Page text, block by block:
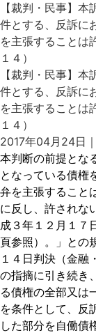
【裁判・民事】
件とする、反訴に
を主張することは
１４）
【裁判・民事】
件とする、反訴に
を主張することは
１４）
2017年04月24日｜
本判断の前提とな
となっている債権
弁を主張すること
に反し、許されな
成３年１２月１７
頁参照）。」との
１４日判決（金融
の指摘に引き続き
る債権の全部又は
を条件として、反
した部分を自働債